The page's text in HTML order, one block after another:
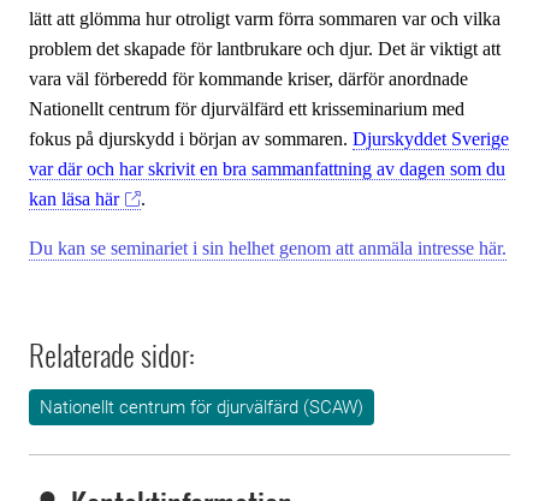
lätt att glömma hur otroligt varm förra sommaren var och vilka
problem det skapade för lantbrukare och djur. Det är viktigt att
vara väl förberedd för kommande kriser, därför anordnade
Nationellt centrum för djurvälfärd ett krisseminarium med
fokus på djurskydd i början av sommaren. Djurskyddet Sverige
var där och har skrivit en bra sammanfattning av dagen som du
kan läsa här
.
Du kan se seminariet i sin helhet genom att anmäla intresse här.
Relaterade sidor:
Nationellt centrum för djurvälfärd (SCAW)